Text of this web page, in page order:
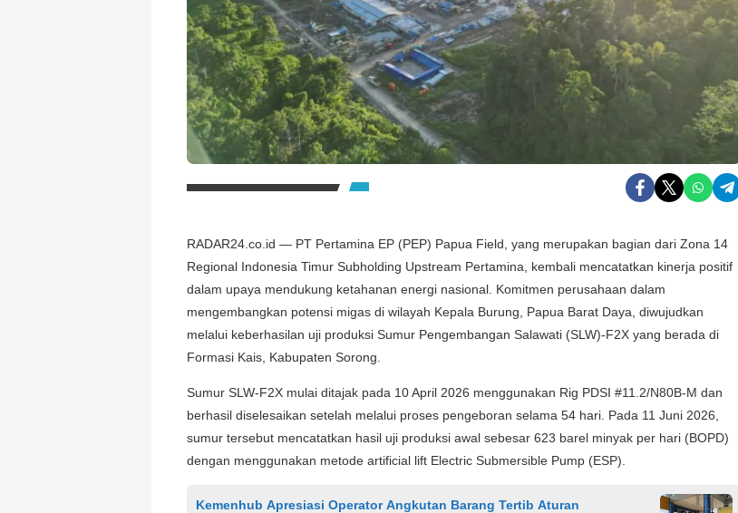
RADAR24.co.id — PT Pertamina EP (PEP) Papua Field, yang merupakan bagian dari Zona 14
Regional Indonesia Timur Subholding Upstream Pertamina, kembali mencatatkan kinerja positif
dalam upaya mendukung ketahanan energi nasional. Komitmen perusahaan dalam
mengembangkan potensi migas di wilayah Kepala Burung, Papua Barat Daya, diwujudkan
melalui keberhasilan uji produksi Sumur Pengembangan Salawati (SLW)-F2X yang berada di
Formasi Kais, Kabupaten Sorong.
Sumur SLW-F2X mulai ditajak pada 10 April 2026 menggunakan Rig PDSI #11.2/N80B-M dan
berhasil diselesaikan setelah melalui proses pengeboran selama 54 hari. Pada 11 Juni 2026,
sumur tersebut mencatatkan hasil uji produksi awal sebesar 623 barel minyak per hari (BOPD)
dengan menggunakan metode artificial lift Electric Submersible Pump (ESP).
Kemenhub Apresiasi Operator Angkutan Barang Tertib Aturan